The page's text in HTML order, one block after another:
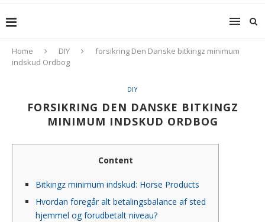
Home DIY
forsikring Den Danske bitkingz minimum
indskud Ordbog
DIY
FORSIKRING DEN DANSKE BITKINGZ
MINIMUM INDSKUD ORDBOG
Content
Bitkingz minimum indskud: Horse Products
Hvordan foregår alt betalingsbalance af sted
hjemmel og forudbetalt niveau?